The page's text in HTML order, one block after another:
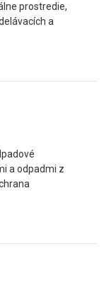
prostredie,
a
a odpadmi z